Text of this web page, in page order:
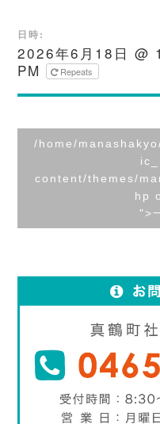
日時:
2026年6月18日
PM
Repeats
/home/
content/themes/
hp
">